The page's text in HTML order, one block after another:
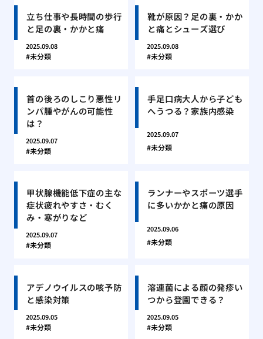
立ち仕事や長時間の歩行
と足の裏・かかと痛
2025.09.08
未分類
靴が原因？足の裏・かか
と痛とシューズ選び
2025.09.08
未分類
首の後ろのしこり悪性リ
ンパ腫やがんの可能性
は？
2025.09.07
未分類
手足口病大人から子ども
へうつる？家族内感染
2025.09.07
未分類
甲状腺機能低下症の主な
症状疲れやすさ・むく
み・寒がりなど
2025.09.07
未分類
ランナーやスポーツ選手
に多いかかと痛の原因
2025.09.06
未分類
アデノウイルスの咳予防
と感染対策
2025.09.05
未分類
溶連菌による顔の発疹い
つから登園できる？
2025.09.05
未分類